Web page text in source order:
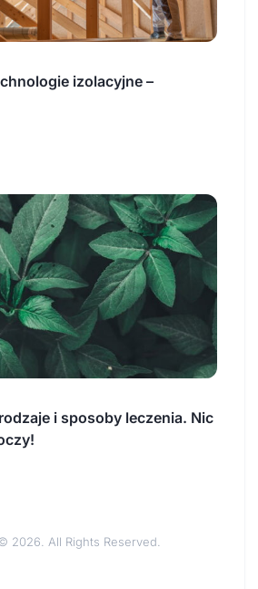
izolacyjne –
i sposoby leczenia. Nic
2026. All Rights Reserved.